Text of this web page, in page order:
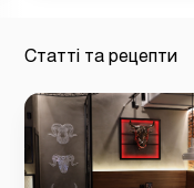
Статті та рецепти